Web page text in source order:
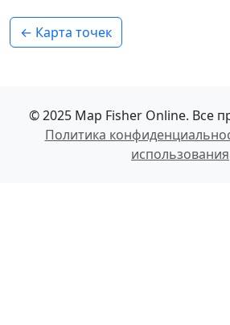
← Карта точек
© 2025 Map Fisher Online. Все
Политика
использования